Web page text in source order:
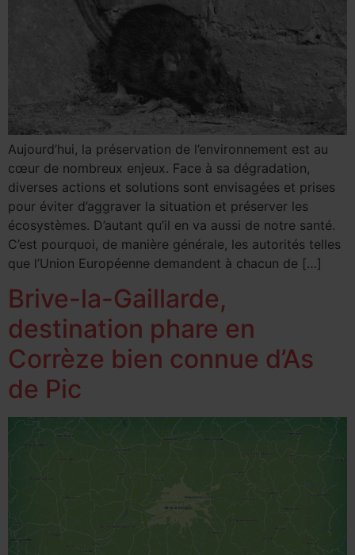
Aujourd’hui, la préservation de l’environnement est au
cœur de nombreux enjeux. Face à sa dégradation,
diverses actions et solutions sont envisagées et prises
pour éviter d’aggraver la situation et préserver les
écosystèmes. D’autant qu’il en va aussi de notre santé.
C’est pourquoi, de manière générale, les autorités telles
que l’Union Européenne demandent à chacun de […]
Brive-la-Gaillarde,
destination phare en
Corrèze bien connue d’As
de Pic